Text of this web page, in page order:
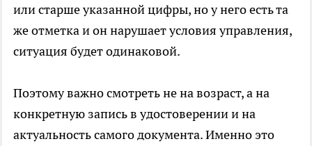
или старше указанной цифры, но у него есть та
же отметка и он нарушает условия управления,
ситуация будет одинаковой.
Поэтому важно смотреть не на возраст, а на
конкретную запись в удостоверении и на
актуальность самого документа. Именно это